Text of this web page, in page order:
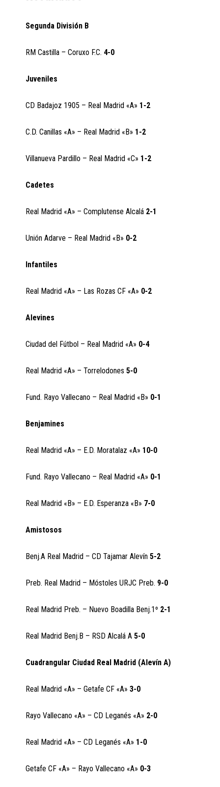
Segunda División B
RM Castilla – Coruxo F.C. 4-0
Juveniles
CD Badajoz 1905 – Real Madrid «A» 1-2
C.D. Canillas «A» – Real Madrid «B» 1-2
Villanueva Pardillo – Real Madrid «C» 1-2
Cadetes
Real Madrid «A» – Complutense Alcalá 2-1
Unión Adarve – Real Madrid «B» 0-2
Infantiles
Real Madrid «A» – Las Rozas CF «A» 0-2
Alevines
Ciudad del Fútbol – Real Madrid «A» 0-4
Real Madrid «A» – Torrelodones5-0
Fund. Rayo Vallecano – Real Madrid «B» 0-1
Benjamines
Real Madrid «A» – E.D. Moratalaz «A» 10-0
Fund. Rayo Vallecano – Real Madrid «A» 0-1
Real Madrid «B» – E.D. Esperanza «B» 7-0
Amistosos
Benj.A Real Madrid – CD Tajamar Alevín5-2
Preb. Real Madrid – Móstoles URJC Preb. 9-0
Real Madrid Preb. – Nuevo Boadilla Benj.1º 2-1
Real Madrid Benj.B – RSD Alcalá A5-0
Cuadrangular Ciudad Real Madrid (Alevín A)
Real Madrid «A» – Getafe CF «A»3-0
Rayo Vallecano «A» – CD Leganés «A» 2-0
Real Madrid «A» – CD Leganés «A» 1-0
Getafe CF «A» – Rayo Vallecano «A» 0-3